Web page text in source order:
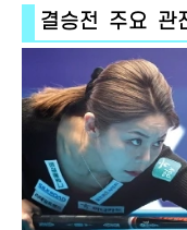
결승전 주요 관